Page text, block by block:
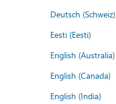
Deutsch (Schweiz)
Eesti (Eesti)
English (Australia)
English (Canada)
English (India)